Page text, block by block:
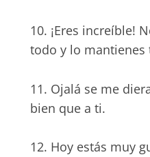
10. ¡Eres increíble!
todo y lo mantienes
11. Ojalá se me
bien que a ti.
12. Hoy estás muy